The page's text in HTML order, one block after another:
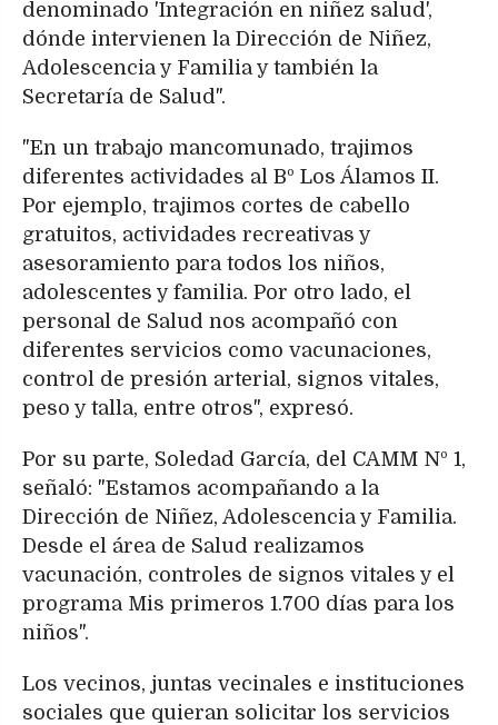
denominado 'Integración en niñez salud',
dónde intervienen la Dirección de Niñez,
Adolescencia y Familia y también la
Secretaría de Salud".
"En un trabajo mancomunado, trajimos
diferentes actividades al Bº Los Álamos II.
Por ejemplo, trajimos cortes de cabello
gratuitos, actividades recreativas y
asesoramiento para todos los niños,
adolescentes y familia. Por otro lado, el
personal de Salud nos acompañó con
diferentes servicios como vacunaciones,
control de presión arterial, signos vitales,
peso y talla, entre otros", expresó.
Por su parte, Soledad García, del CAMM Nº 1,
señaló: "Estamos acompañando a la
Dirección de Niñez, Adolescencia y Familia.
Desde el área de Salud realizamos
vacunación, controles de signos vitales y el
programa Mis primeros 1.700 días para los
niños".
Los vecinos, juntas vecinales e instituciones
sociales que quieran solicitar los servicios